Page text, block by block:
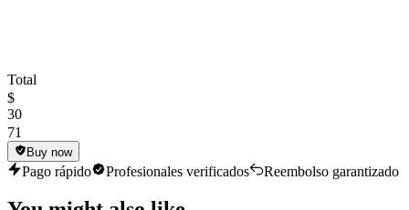
Total
$
30
71
Buy now
Pago rápido Profesionales verificados Reembolso garantizado